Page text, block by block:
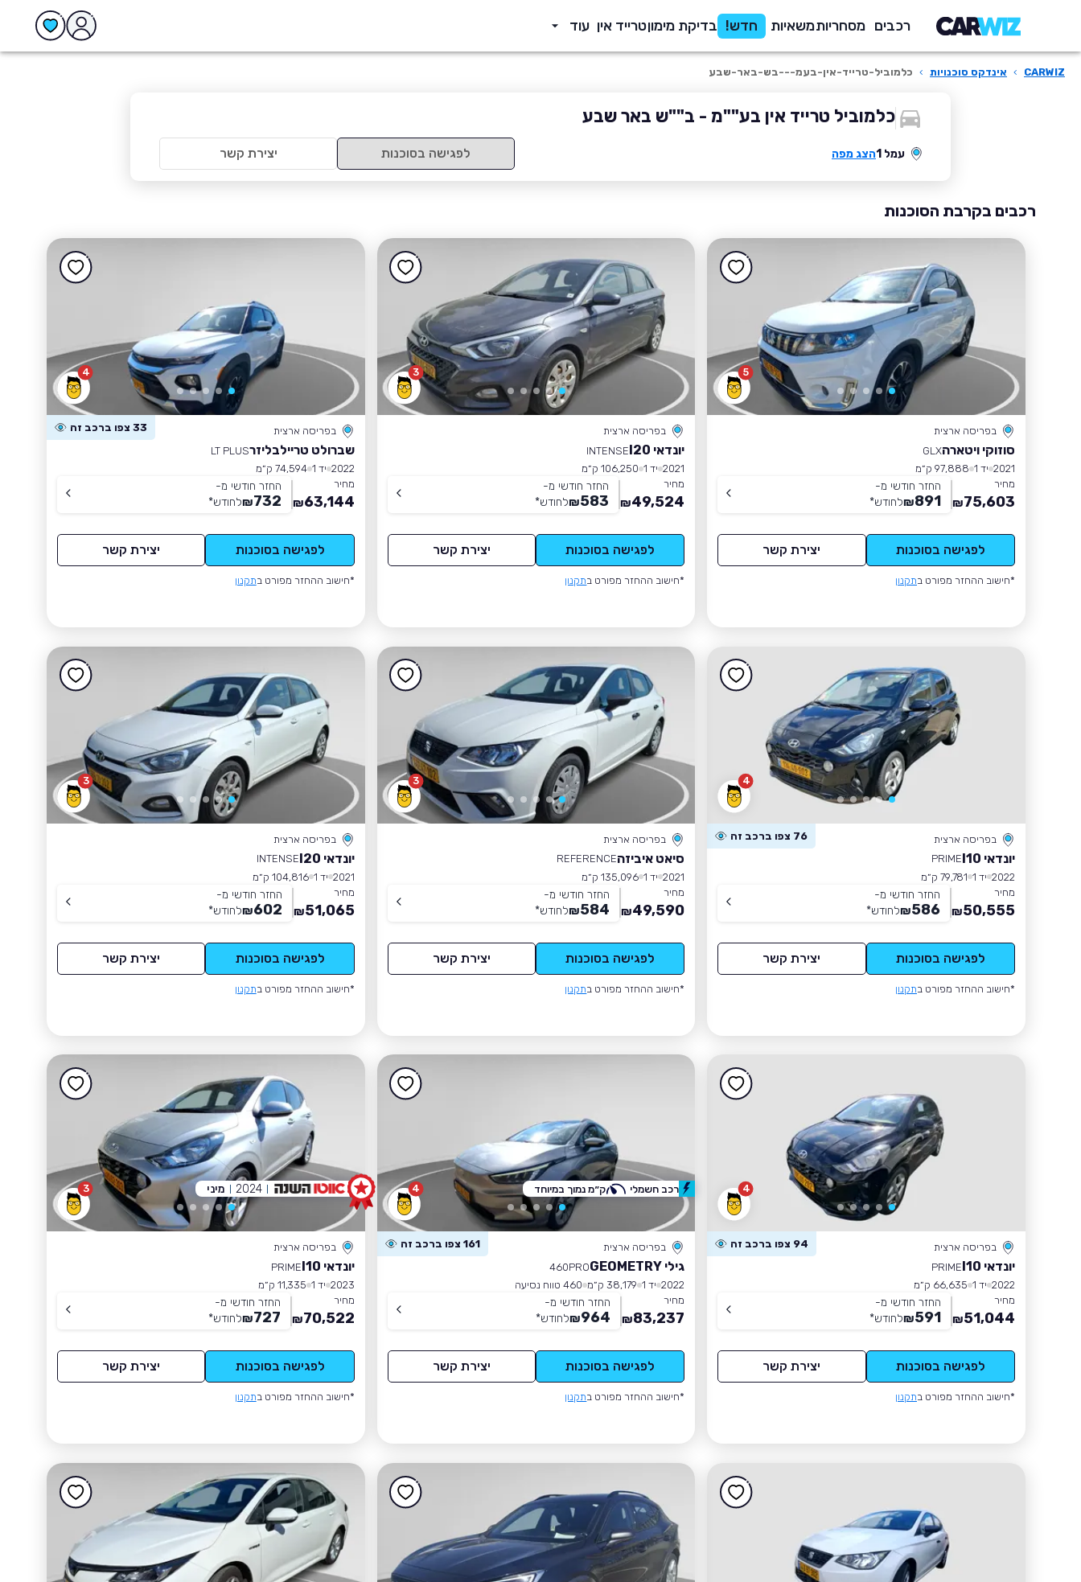
רכבים מסחריותמשאיות חדש! בדיקת מימוןטרייד אין עוד
CARWIZ
› אינדקס סוכנויות › כלמוביל-טרייד-אין-בעמ---בש-באר-שבע
כלמוביל טרייד אין בע""מ - ב""ש באר שבע
עמל 1 הצג מפה לפגישה בסוכנות יצירת קשר
רכבים בקרבת הסוכנות
5
בפריסה ארצית
סוזוקי ויטארהGLX
2021 יד 1
97,888 ק״מ
מחיר
75,603
₪
החזר חודשי מ-
891
₪לחודש*
לפגישה בסוכנות יצירת קשר
*חישוב ההחזר מפורט בתקנון
3
בפריסה ארצית
יונדאי I20
INTENSE
2021 יד 1
106,250 ק״מ
מחיר
49,524
₪
החזר חודשי מ-
583
₪לחודש*
לפגישה בסוכנות יצירת קשר
*חישוב ההחזר מפורט בתקנון
4
בפריסה ארצית 33 צפו ברכב זה
שברולט טריילבליזרLT PLUS
2022 יד 1
74,594 ק״מ
מחיר
63,144
₪
החזר חודשי מ-
732
₪לחודש*
לפגישה בסוכנות יצירת קשר
*חישוב ההחזר מפורט בתקנון
4
בפריסה ארצית 76 צפו ברכב זה
יונדאי I10
PRIME
2022 יד 1
79,781 ק״מ
מחיר
50,555
₪
החזר חודשי מ-
586
₪לחודש*
לפגישה בסוכנות יצירת קשר
*חישוב ההחזר מפורט בתקנון
3
בפריסה ארצית
סיאט איביזהREFERENCE
2021 יד 1
135,096 ק״מ
מחיר
49,590
₪
החזר חודשי מ-
584
₪לחודש*
לפגישה בסוכנות יצירת קשר
*חישוב ההחזר מפורט בתקנון
3
בפריסה ארצית
יונדאי I20
INTENSE
2021 יד 1
104,816 ק״מ
מחיר
51,065
₪
החזר חודשי מ-
602
₪לחודש*
לפגישה בסוכנות יצירת קשר
*חישוב ההחזר מפורט בתקנון
4
בפריסה ארצית 94 צפו ברכב זה
יונדאי I10
PRIME
2022 יד 1
66,635 ק״מ
מחיר
51,044
₪
החזר חודשי מ-
591
₪לחודש*
לפגישה בסוכנות יצירת קשר
*חישוב ההחזר מפורט בתקנון
4
בפריסה ארצית 161 צפו ברכב זה
גילי GEOMETRY
460PRO
2022 יד 1 38,179 ק״מ
460 טווח נסיעה
מחיר
83,237
₪
החזר חודשי מ-
964
₪לחודש*
לפגישה בסוכנות יצירת קשר
*חישוב ההחזר מפורט בתקנון
רכב חשמלי ק״מ נמוך במיוחד 3
בפריסה ארצית
יונדאי I10
PRIME
2023 יד 1
11,335 ק״מ
מחיר
70,522
₪
החזר חודשי מ-
727
₪לחודש*
לפגישה בסוכנות יצירת קשר
*חישוב ההחזר מפורט בתקנון
2024 מיני